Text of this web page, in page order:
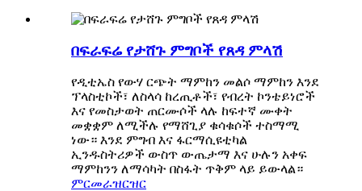
በፍራፍሬ የታሸጉ ምግቦች የጸዳ ምላሽ
የዲቲኤስ የውሃ ርጭት ማምከን መልሶ ማምከን እንደ
ፕላስቲኮች፣ ለስላሳ ከረጢቶች፣ የብረት ኮንቴይነሮች
እና የመስታወት ጠርሙሶች ላሉ ​​ከፍተኛ ሙቀት
መቋቋም ለሚችሉ የማሸጊያ ቁሳቁሶች ተስማሚ
ነው። እንደ ምግብ እና ፋርማሲዩቲካል
ኢንዱስትሪዎች ውስጥ ውጤታማ እና ሁሉን አቀፍ
ማምከንን ለማሳካት በስፋት ጥቅም ላይ ይውላል።
ምርመራዝርዝር